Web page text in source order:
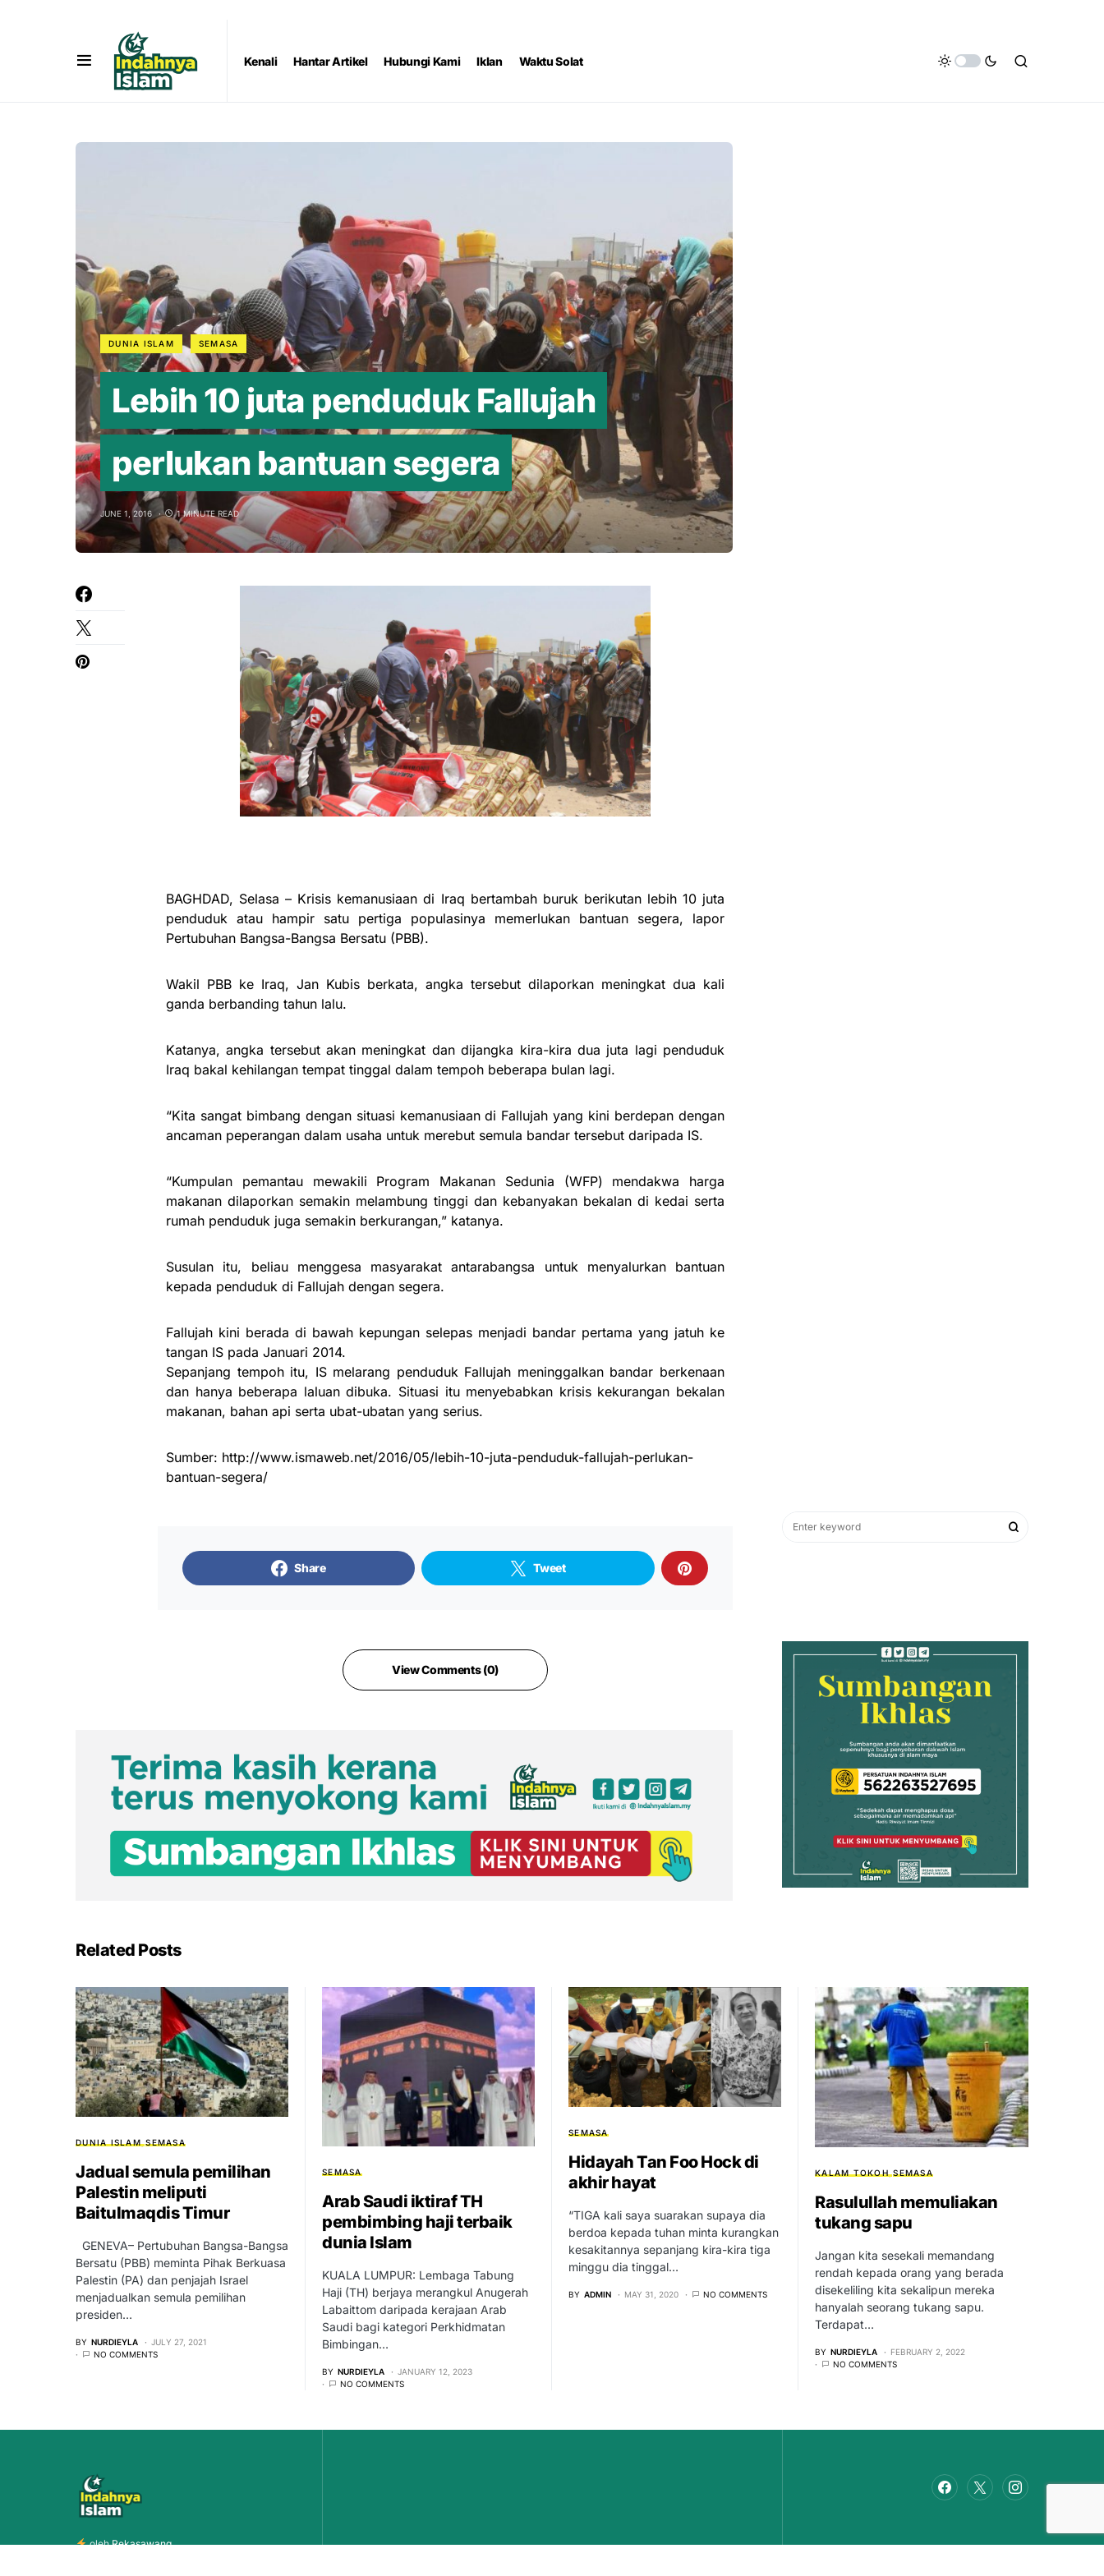
Kenali Hantar Artikel Hubungi Kami Iklan Waktu Solat
DUNIA ISLAM SEMASA
Lebih 10 juta penduduk Fallujah
perlukan bantuan segera
JUNE 1, 2016 1 MINUTE READ
BAGHDAD, Selasa – Krisis kemanusiaan di Iraq bertambah buruk berikutan lebih 10 juta
penduduk atau hampir satu pertiga populasinya memerlukan bantuan segera, lapor
Pertubuhan Bangsa-Bangsa Bersatu (PBB).
Wakil PBB ke Iraq, Jan Kubis berkata, angka tersebut dilaporkan meningkat dua kali
ganda berbanding tahun lalu.
Katanya, angka tersebut akan meningkat dan dijangka kira-kira dua juta lagi penduduk
Iraq bakal kehilangan tempat tinggal dalam tempoh beberapa bulan lagi.
“Kita sangat bimbang dengan situasi kemanusiaan di Fallujah yang kini berdepan dengan
ancaman peperangan dalam usaha untuk merebut semula bandar tersebut daripada IS.
“Kumpulan pemantau mewakili Program Makanan Sedunia (WFP) mendakwa harga
makanan dilaporkan semakin melambung tinggi dan kebanyakan bekalan di kedai serta
rumah penduduk juga semakin berkurangan,” katanya.
Susulan itu, beliau menggesa masyarakat antarabangsa untuk menyalurkan bantuan
kepada penduduk di Fallujah dengan segera.
Fallujah kini berada di bawah kepungan selepas menjadi bandar pertama yang jatuh ke
tangan IS pada Januari 2014.
Sepanjang tempoh itu, IS melarang penduduk Fallujah meninggalkan bandar berkenaan
dan hanya beberapa laluan dibuka. Situasi itu menyebabkan krisis kekurangan bekalan
makanan, bahan api serta ubat-ubatan yang serius.
Sumber: http://www.ismaweb.net/2016/05/lebih-10-juta-penduduk-fallujah-perlukan-
bantuan-segera/
Share Tweet
View Comments (0)
Related Posts
DUNIA ISLAM SEMASA
Jadual semula pemilihan
Palestin meliputi
Baitulmaqdis Timur
GENEVA– Pertubuhan Bangsa-Bangsa
Bersatu (PBB) meminta Pihak Berkuasa
Palestin (PA) dan penjajah Israel
menjadualkan semula pemilihan
presiden…
BY NURDIEYLA
JULY 27, 2021
NO COMMENTS
SEMASA
Arab Saudi iktiraf TH
pembimbing haji terbaik
dunia Islam
KUALA LUMPUR: Lembaga Tabung
Haji (TH) berjaya merangkul Anugerah
Labaittom daripada kerajaan Arab
Saudi bagi kategori Perkhidmatan
Bimbingan…
BY NURDIEYLA
JANUARY 12, 2023
NO COMMENTS
SEMASA
Hidayah Tan Foo Hock di
akhir hayat
“TIGA kali saya suarakan supaya dia
berdoa kepada tuhan minta kurangkan
kesakitannya sepanjang kira-kira tiga
minggu dia tinggal…
BY ADMIN MAY 31, 2020 NO COMMENTS
KALAM TOKOH SEMASA
Rasulullah memuliakan
tukang sapu
Jangan kita sesekali memandang
rendah kepada orang yang berada
disekeliling kita sekalipun mereka
hanyalah seorang tukang sapu.
Terdapat…
BY NURDIEYLA
FEBRUARY 2, 2022
NO COMMENTS
olehRekasawang